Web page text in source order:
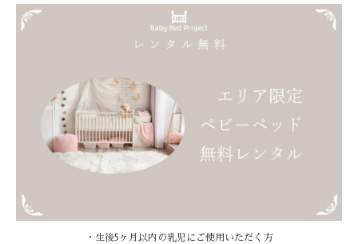
・生後5ヶ月以内の乳児にご使用いただく方